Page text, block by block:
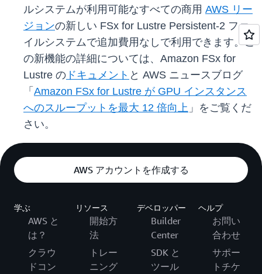
ルシステムが利用可能なすべての商用 AWS リー
ジョンの新しい FSx for Lustre Persistent-2 ファ
イルシステムで追加費用なしで利用できます。こ
の新機能の詳細については、Amazon FSx for
Lustre の ドキュメント と AWS ニュースブログ
「 Amazon FSx for Lustre が GPU インスタンス
へのスループットを最大 12 倍向上 」をご覧くだ
さい。
AWS アカウントを作成する
学ぶ
AWS と
は？
クラウ
ドコン
リソース
開始方
法
トレー
ニング
デベロッパー
Builder
Center
SDK と
ツール
ヘルプ
お問い
合わせ
サポー
トチケ